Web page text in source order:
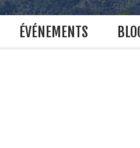
ÉVÉNEMENTS